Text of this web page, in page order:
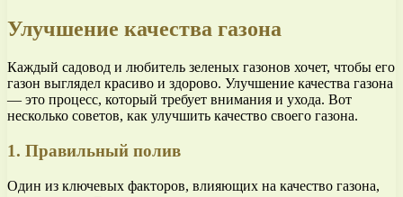
Улучшение качества газона
Каждый садовод и любитель зеленых газонов хочет, чтобы его
газон выглядел красиво и здорово. Улучшение качества газона
— это процесс, который требует внимания и ухода. Вот
несколько советов, как улучшить качество своего газона.
1. Правильный полив
Один из ключевых факторов, влияющих на качество газона,